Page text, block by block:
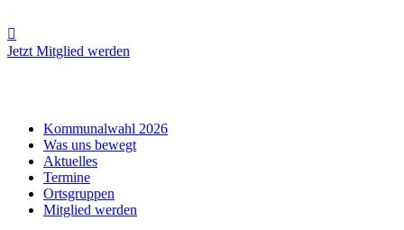

Jetzt Mitglied werden
Kommunalwahl 2026
Was uns bewegt
Aktuelles
Termine
Ortsgruppen
Mitglied werden